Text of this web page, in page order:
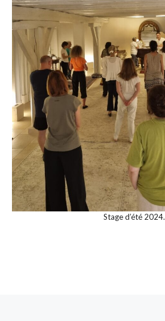
Stage d’été 2024.